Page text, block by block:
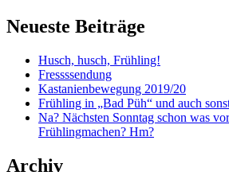
Neueste Beiträge
Husch, husch, Frühling!
Fressssendung
Kastanienbewegung 2019/20
Frühling in „Bad Püh“ und auch
Na? Nächsten Sonntag schon was
Frühlingmachen? Hm?
Archiv